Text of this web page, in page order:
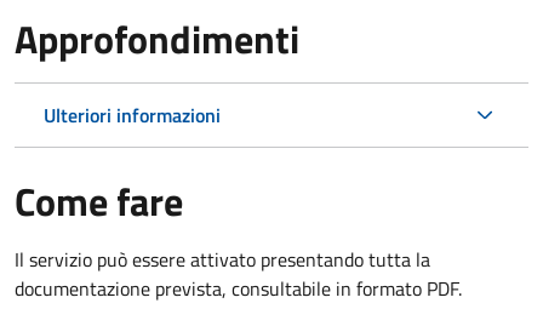
Approfondimenti
Ulteriori informazioni
Come fare
Il servizio può essere attivato presentando tutta la
documentazione prevista, consultabile in formato PDF.